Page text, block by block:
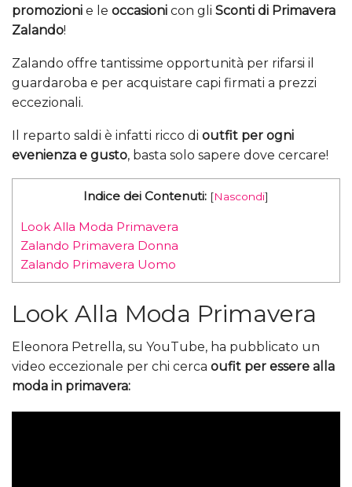
promozioni e le occasioni con gli Sconti di Primavera
Zalando!
Zalando offre tantissime opportunità per rifarsi il
guardaroba e per acquistare capi firmati a prezzi
eccezionali.
Il reparto saldi è infatti ricco di outfit per ogni
evenienza e gusto, basta solo sapere dove cercare!
Indice dei Contenuti: [Nascondi]
Look Alla Moda Primavera
Zalando Primavera Donna
Zalando Primavera Uomo
Look Alla Moda Primavera
Eleonora Petrella, su YouTube, ha pubblicato un
video eccezionale per chi cerca oufit per essere alla
moda in primavera: